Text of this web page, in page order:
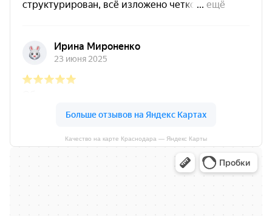
Качество на карте Краснодара — Яндекс Карты